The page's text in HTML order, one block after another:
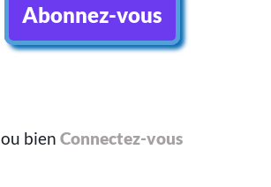
Abonnez-vous
ou bien Connectez-vous